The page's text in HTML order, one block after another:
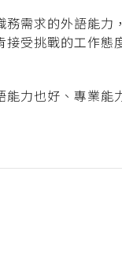
務需求的外語能力
接受挑戰的工作態
能力也好、專業能